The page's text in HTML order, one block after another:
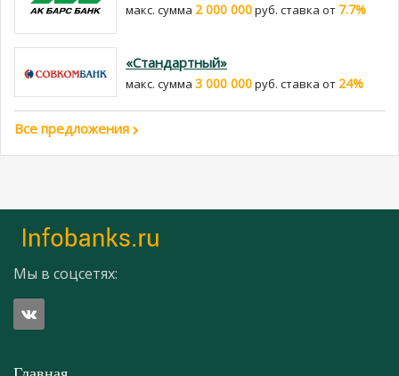
макс. сумма 2 000 000руб. cтавка от 7.7%
«Стандартный»
макс. сумма 3 000 000руб. cтавка от 24%
Все предложения
Мы в соцсетях: